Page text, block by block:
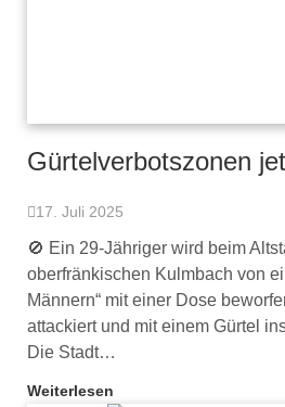
Gürtelverbotszonen
17. Juli 2025
🚫 Ein 29-Jähriger wird beim
oberfränkischen Kulmbach von
Männern“ mit einer Dose
attackiert und mit einem Gürtel
Die Stadt…
Weiterlesen